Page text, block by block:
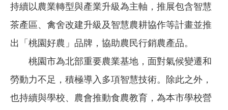
持續以農業轉型與產業升級為主軸，推展包含智慧
茶產區、禽舍改建升級及智慧農耕協作等計畫並推
出「桃園好農」品牌，協助農民行銷農產品。
桃園市為北部重要農業基地，面對氣候變遷和
勞動力不足，積極導入多項智慧技術。除此之外，
也持續與學校、農會推動食農教育，為本市學校營